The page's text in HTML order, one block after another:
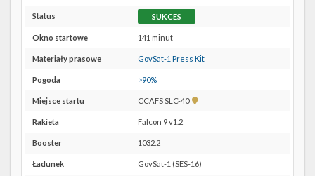
Na żywo
Facebook
Kalendarze
Status SUKCES
Okno startowe 141 minut
Materiały prasowe GovSat-1 Press Kit
Pogoda >90%
Miejsce startu CCAFS SLC-40
Pokaż
Google
Rakieta Falcon 9 v1.2
Booster 1032.2
Ładunek GovSat-1 (SES-16)